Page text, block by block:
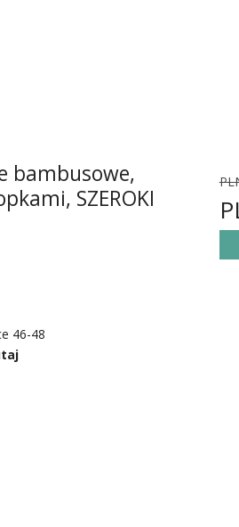
bambusowe,
SZEROKI
46-48